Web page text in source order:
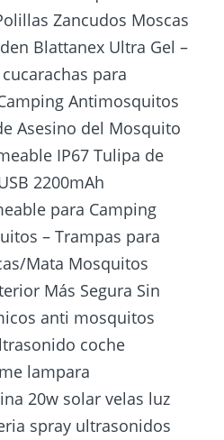
Zancudos Moscas
Blattanex Ultra Gel –
para
Antimosquitos
Asesino del Mosquito
IP67 Tulipa de
2200mAh
para Camping
– Trampas para
Mata Mosquitos
Más Segura Sin
anti mosquitos
coche
lampara
20w solar velas luz
spray ultrasonidos